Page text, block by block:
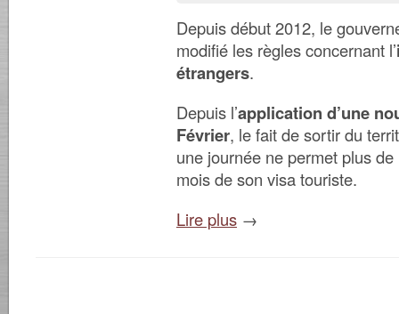
Depuis début 2012, le
modifié les règles concernant l’
étrangers.
Depuis l’application d’une
Février, le fait de sortir du
une journée ne permet plus
mois de son visa touriste.
Lire plus →